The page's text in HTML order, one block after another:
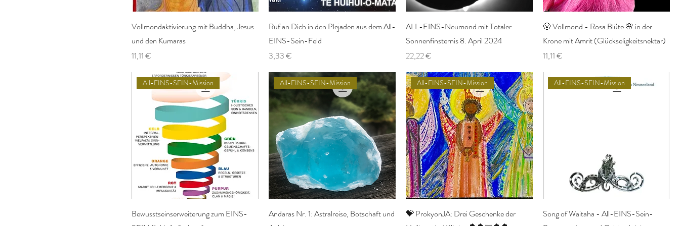
Vollmondaktivierung mit Buddha, Jesus
und den Kumaras
Preis
11,11 €
Ruf an Dich in den Plejaden aus dem All-
EINS-Sein-Feld
Preis
3,33 €
ALL-EINS-Neumond mit Totaler
Sonnenfinsternis 8. April 2024
Preis
22,22 €
🌝 Vollmond - Rosa Blüte 🌸 in der
Krone mit Amrit (Glückseligkeitsnektar)
Preis
11,11 €
All-EINS-SEIN-Mission
Bewusstseinserweiterung zum EINS-
All-EINS-SEIN-Mission
Andaras Nr. 1: Astralreise, Botschaft und
All-EINS-SEIN-Mission
💝 ProkyonJA: Drei Geschenke der
All-EINS-SEIN-Mission
Song of Waitaha - All-EINS-Sein-